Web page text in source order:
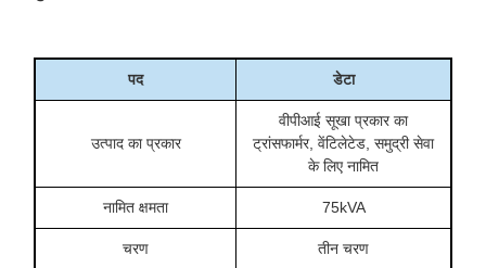
पद डेटा
उत्पाद का प्रकार
वीपीआई सूखा प्रकार का
ट्रांसफार्मर, वेंटिलेटेड, समुद्री सेवा
के लिए नामित
नामित क्षमता 75kVA
चरण तीन चरण